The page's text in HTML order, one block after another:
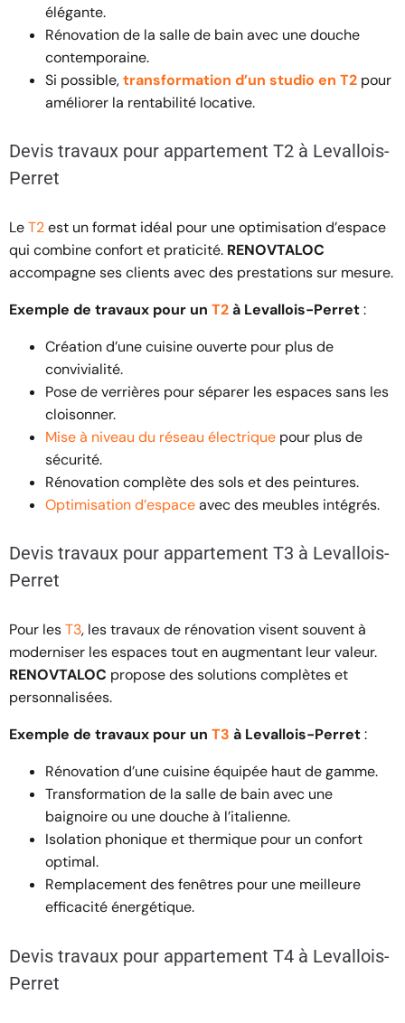
élégante.
Rénovation de la salle de bain avec une douche
contemporaine.
Si possible,transformation d’un studio en T2 pour
améliorer la rentabilité locative.
Devis travaux pour appartement T2 à Levallois-
Perret
LeT2est un format idéal pour une optimisation d’espace
qui combine confort et praticité. RENOVTALOC
accompagne ses clients avec des prestations sur mesure.
Exemple de travaux pour un T2à Levallois-Perret:
Création d’une cuisine ouverte pour plus de
convivialité.
Pose de verrières pour séparer les espaces sans les
cloisonner.
Mise à niveau du réseau électrique pour plus de
sécurité.
Rénovation complète des sols et des peintures.
Optimisation d’espaceavec des meubles intégrés.
Devis travaux pour appartement T3 à Levallois-
Perret
Pour lesT3, les travaux de rénovation visent souvent à
moderniser les espaces tout en augmentant leur valeur.
RENOVTALOC propose des solutions complètes et
personnalisées.
Exemple de travaux pour un T3 à Levallois-Perret:
Rénovation d’une cuisine équipée haut de gamme.
Transformation de la salle de bain avec une
baignoire ou une douche à l’italienne.
Isolation phonique et thermique pour un confort
optimal.
Remplacement des fenêtres pour une meilleure
efficacité énergétique.
Devis travaux pour appartement T4 à Levallois-
Perret